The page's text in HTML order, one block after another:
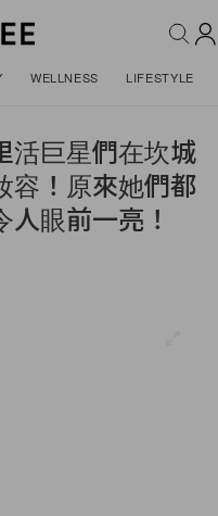
WELLNESS LIFESTYLE
活巨星們在坎城
容！原來她們都
眼前一亮！